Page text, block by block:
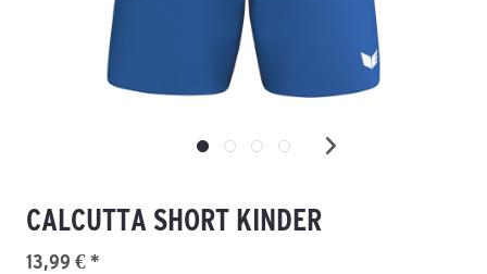
CALCUTTA SHORT KINDER
13,99 € *